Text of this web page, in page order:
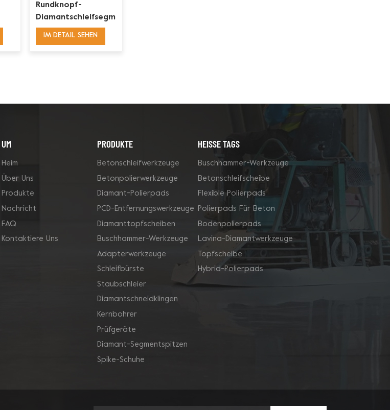
Rundknopf-
Diamantschleifsegment
IM DETAIL SEHEN
UM
Heim
Über Uns
Produkte
Nachricht
FAQ
Kontaktiere Uns
PRODUKTE
Betonschleifwerkzeuge
Betonpolierwerkzeuge
Diamant-Polierpads
PCD-Entfernungswerkzeuge
Diamanttopfscheiben
Buschhammer-Werkzeuge
Adapterwerkzeuge
Schleifbürste
Staubschleier
Diamantschneidklingen
Kernbohrer
Prüfgeräte
Diamant-Segmentspitzen
Spike-Schuhe
HEISSE TAGS
Buschhammer-Werkzeuge
Betonschleifscheibe
Flexible Polierpads
Polierpads Für Beton
Bodenpolierpads
Lavina-Diamantwerkzeuge
Topfscheibe
Hybrid-Polierpads